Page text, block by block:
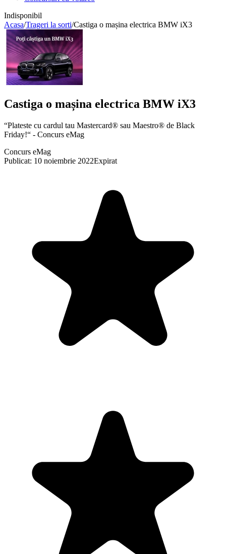
Indisponibil
Acasa/Trageri la sorti/Castiga o mașina electrica BMW iX3
Castiga o mașina electrica BMW iX3
“Plateste cu cardul tau Mastercard® sau Maestro® de Black
Friday!“ - Concurs eMag
Concurs eMag
Publicat: 10 noiembrie 2022Expirat